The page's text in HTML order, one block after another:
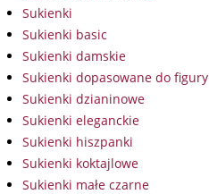
Sukienki
Sukienki basic
Sukienki damskie
Sukienki dopasowane do figury
Sukienki dzianinowe
Sukienki eleganckie
Sukienki hiszpanki
Sukienki koktajlowe
Sukienki małe czarne